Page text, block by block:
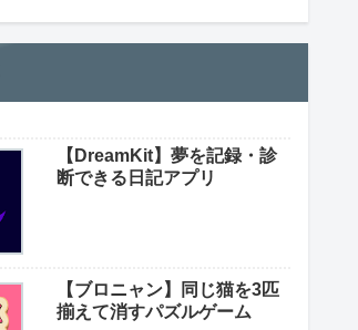
【DreamKit】夢を記録・診
断できる日記アプリ
【ブロニャン】同じ猫を3匹
揃えて消すパズルゲーム